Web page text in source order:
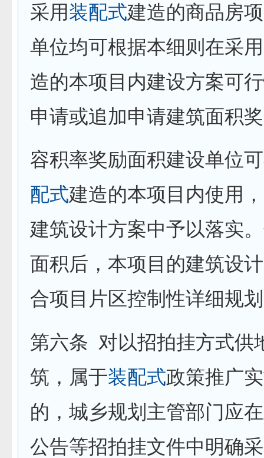
采用装配式建造的商品房
单位均可根据本细则在采用
造的本项目内建设方案可
申请或追加申请建筑面积
容积率奖励面积建设单位
配式建造的本项目内使用
建筑设计方案中予以落实
面积后，本项目的建筑设
合项目片区控制性详细规
第六条 对以招拍挂方式供
筑，属于装配式政策推广
的，城乡规划主管部门应
公告等招拍挂文件中明确